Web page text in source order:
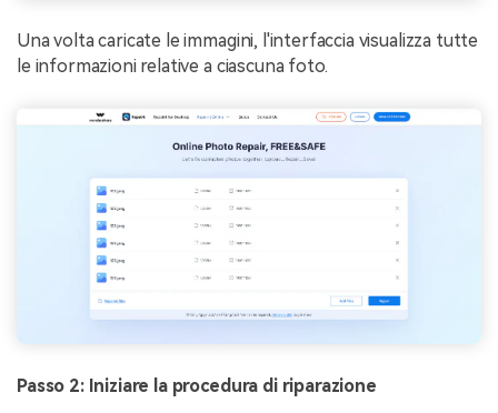
Una volta caricate le immagini, l'interfaccia visualizza tutte
le informazioni relative a ciascuna foto.
Passo 2: Iniziare la procedura di riparazione